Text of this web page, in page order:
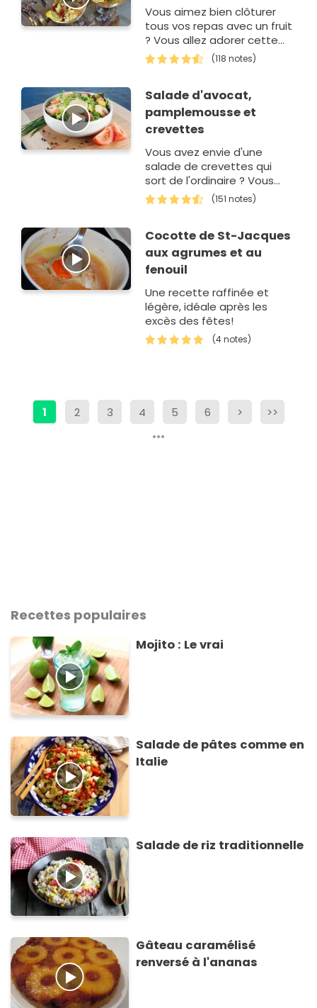
Vous aimez bien clôturer
tous vos repas avec un fruit
? Vous allez adorer cette
recette ! En effet, cette
délicieuse salade de fruits
(118 notes)
Salade d'avocat,
pamplemousse et
crevettes
Vous avez envie d'une
salade de crevettes qui
sort de l'ordinaire ? Vous
allez vous régaler avec
cette entrée parfumée et
(151 notes)
Cocotte de St-Jacques
aux agrumes et au
fenouil
Une recette raffinée et
légère, idéale après les
excès des fêtes!
(4 notes)
1 2 3 4 5 6 > >>
Recettes populaires
Mojito : Le vrai
Salade de pâtes comme en
Italie
Salade de riz traditionnelle
Gâteau caramélisé
renversé à l'ananas